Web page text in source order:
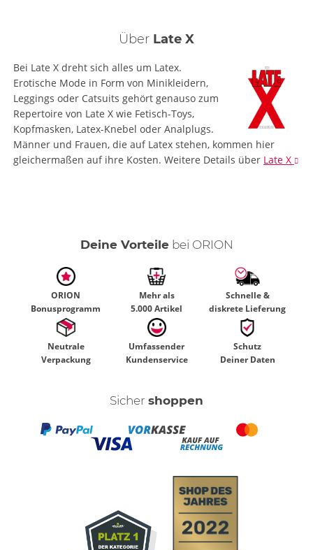
Über Late X
Bei Late X dreht sich alles um Latex.
Erotische Mode in Form von Minikleidern,
Leggings oder Catsuits gehört genauso zum
Repertoire von Late X wie Fetisch-Toys,
Kopfmasken, Latex-Knebel oder Analplugs.
Männer und Frauen, die auf Latex stehen, kommen hier
gleichermaßen auf ihre Kosten. Weitere Details über Late X
Deine Vorteilebei ORION
ORION
Bonusprogramm
Mehr als
5.000 Artikel
Schnelle &
diskrete Lieferung
Neutrale
Verpackung
Umfassender
Kundenservice
Schutz
Deiner Daten
Sicher shoppen